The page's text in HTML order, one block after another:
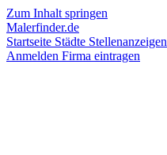
Zum Inhalt springen
Malerfinder.de
Startseite Städte Stellenanzeigen
Anmelden Firma eintragen